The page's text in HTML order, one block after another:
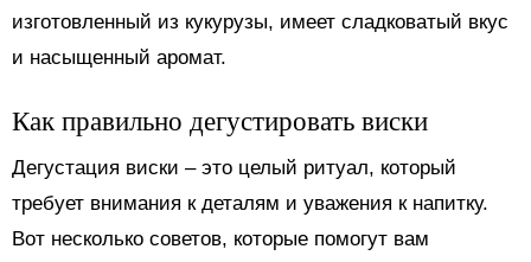
изготовленный из кукурузы, имеет сладковатый вкус
и насыщенный аромат.
Как правильно дегустировать виски
Дегустация виски – это целый ритуал, который
требует внимания к деталям и уважения к напитку.
Вот несколько советов, которые помогут вам